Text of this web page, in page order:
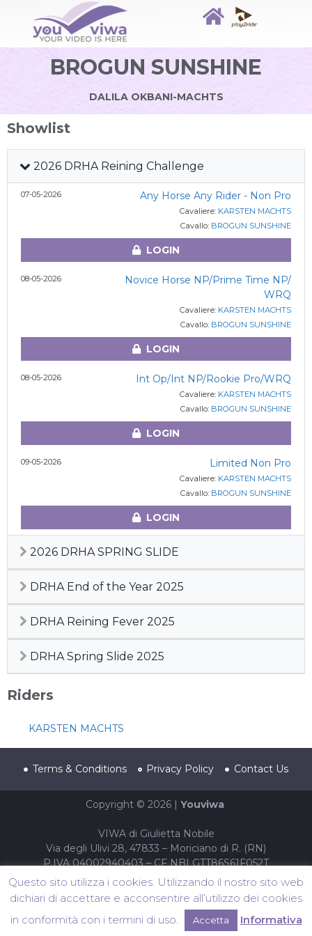
BROGUN SUNSHINE
DALILA OKBANI-MACHTS
Showlist
2026 DRHA Reining Challenge
07-05-2026 Any Horse Any Rider - Non Pro
Cavaliere: KARSTEN MACHTS
Cavallo: BROGUN SUNSHINE
LOGIN
08-05-2026
Novice Horse NP/Prime Time NP/
WRQ
Cavaliere: KARSTEN MACHTS
Cavallo: BROGUN SUNSHINE
LOGIN
08-05-2026 Int Op/Int NP/Rookie Pro/WRQ
Cavaliere: KARSTEN MACHTS
Cavallo: BROGUN SUNSHINE
LOGIN
09-05-2026 Limited Non Pro
Cavaliere: KARSTEN MACHTS
Cavallo: BROGUN SUNSHINE
LOGIN
2026 DRHA SPRING SLIDE
DRHA End of the Year 2025
DRHA Reining Fever 2025
DRHA Spring Slide 2025
Riders
KARSTEN MACHTS
Terms & Conditions Privacy Policy Contact Us
Copyright © 2026 | Youviwa
VIWA di Giulietta Nobile
Via degli Ulivi 28, 47833 – Moriciano di R. (RN)
P.IVA 04002940403 – CF NBLGTT86S61F052T
Questo sito utilizza i cookies. Utilizzando il nostro sito web
dichiari di accettare e acconsentire all’utilizzo dei cookies
in conformità con i termini di uso.
Accetta Informativa